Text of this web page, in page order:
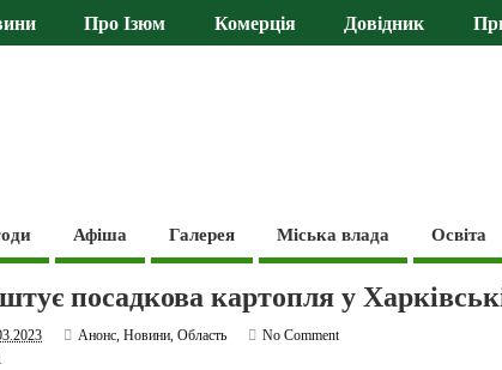
Про Ізюм Комерція Довідник
Афіша Галерея Міська влада Освіта
посадкова картопля у
Анонс,Новини,Область
No Comment